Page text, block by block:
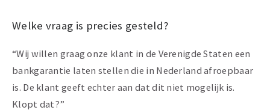
Welke vraag is precies gesteld?
“Wij willen graag onze klant in de Verenigde Staten een
bankgarantie laten stellen die in Nederland afroepbaar
is. De klant geeft echter aan dat dit niet mogelijk is.
Klopt dat?”